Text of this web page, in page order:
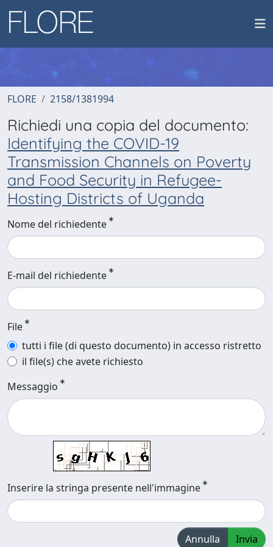
FLORE 2158/1381994
Richiedi una copia del documento:
Identifying the COVID-19
Transmission Channels on Poverty
and Food Security in Refugee-
Hosting Districts of Uganda
Nome del richiedente
E-mail del richiedente
File
tutti i file (di questo documento) in accesso ristretto
il file(s) che avete richiesto
Messaggio
Inserire la stringa presente nell'immagine
Annulla Invia